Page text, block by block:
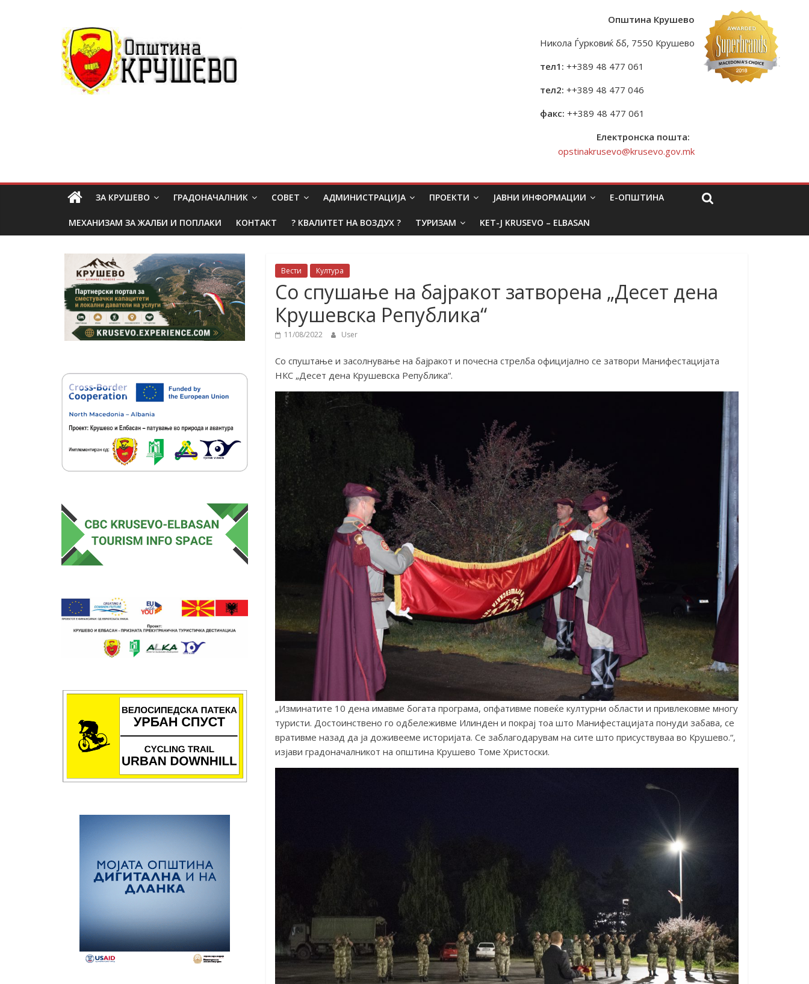
Општина Крушево
Никола Ѓурковиќ бб, 7550 Крушево
тел1: ++389 48 477 061
тел2: ++389 48 477 046
факс: ++389 48 477 061
Електронска пошта:
opstinakrusevo@krusevo.gov.mk
ЗА КРУШЕВО ГРАДОНАЧАЛНИК СОВЕТ АДМИНИСТРАЦИЈА ПРОЕКТИ ЈАВНИ ИНФОРМАЦИИ Е-ОПШТИНА
МЕХАНИЗАМ ЗА ЖАЛБИ И ПОПЛАКИ КОНТАКТ ? КВАЛИТЕТ НА ВОЗДУХ ? ТУРИЗАМ KET-J KRUSEVO – ELBASAN
Вести Култура
Со спушање на бајракот затворена „Десет дена
Крушевска Република“
11/08/2022 User
Со спуштање и засолнување на бајракот и почесна стрелба официјално се затвори Манифестацијата
НКС „Десет дена Крушевска Република“.
„Изминатите 10 дена имавме богата програма, опфативме повеќе културни области и привлековме многу
туристи. Достоинствено го одбележивме Илинден и покрај тоа што Манифестацијата понуди забава, се
вративме назад да ја доживееме историјата. Се заблагодарувам на сите што присуствуваа во Крушево.“,
изјави градоначалникот на општина Крушево Томе Христоски.